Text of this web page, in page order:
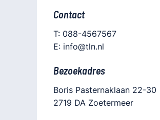
Contact
T: 088-4567567
E: info@tln.nl
Bezoekadres
Boris Pasternaklaan 22-30
2719 DA Zoetermeer